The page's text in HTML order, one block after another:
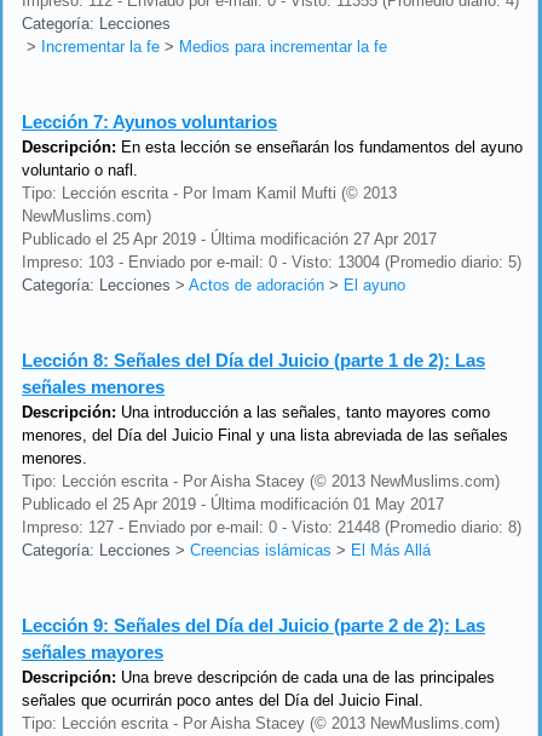
Categoría: Lecciones
> Incrementar la fe > Medios para incrementar la fe
Lección 7: Ayunos voluntarios
Descripción: En esta lección se enseñarán los fundamentos del ayuno
voluntario o nafl.
Tipo: Lección escrita - Por Imam Kamil Mufti (© 2013
NewMuslims.com)
Publicado el 25 Apr 2019 - Última modificación 27 Apr 2017
Impreso: 103 - Enviado por e-mail: 0 - Visto: 13004 (Promedio diario: 5)
Categoría: Lecciones > Actos de adoración > El ayuno
Lección 8: Señales del Día del Juicio (parte 1 de 2): Las
señales menores
Descripción: Una introducción a las señales, tanto mayores como
menores, del Día del Juicio Final y una lista abreviada de las señales
menores.
Tipo: Lección escrita - Por Aisha Stacey (© 2013 NewMuslims.com)
Publicado el 25 Apr 2019 - Última modificación 01 May 2017
Impreso: 127 - Enviado por e-mail: 0 - Visto: 21448 (Promedio diario: 8)
Categoría: Lecciones > Creencias islámicas > El Más Allá
Lección 9: Señales del Día del Juicio (parte 2 de 2): Las
señales mayores
Descripción: Una breve descripción de cada una de las principales
señales que ocurrirán poco antes del Día del Juicio Final.
Tipo: Lección escrita - Por Aisha Stacey (© 2013 NewMuslims.com)